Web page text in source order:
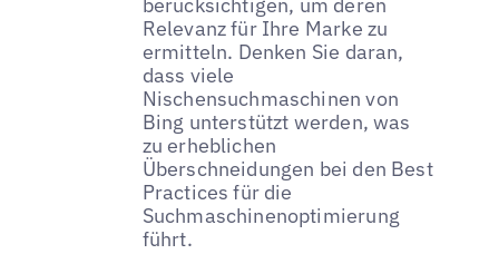
berücksichtigen, um deren
Relevanz für Ihre Marke zu
ermitteln. Denken Sie daran,
dass viele
Nischensuchmaschinen von
Bing unterstützt werden, was
zu erheblichen
Überschneidungen bei den Best
Practices für die
Suchmaschinenoptimierung
führt.